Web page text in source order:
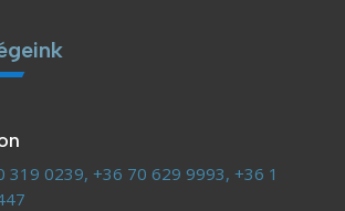
319 0239, +36 70 629 9993, +36 1